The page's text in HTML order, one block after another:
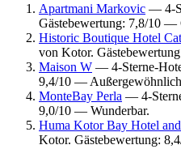
Apartmani Markovic — 4-
Gästebewertung: 7,8/10 —
Historic Boutique Hotel
von Kotor.
Maison W — 4-Sterne-
9,4/10 —
MonteBay Perla — 4-
9,0/10 — Wunderbar.
Huma Kotor Bay Hotel
Kotor. Gästebewertung: